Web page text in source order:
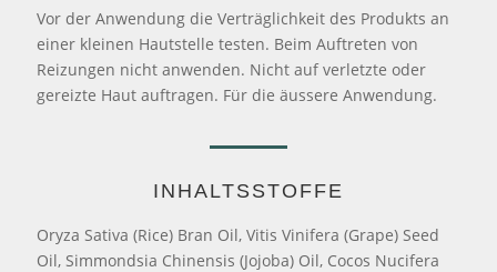
Vor der Anwendung die Verträglichkeit des Produkts an
einer kleinen Hautstelle testen. Beim Auftreten von
Reizungen nicht anwenden. Nicht auf verletzte oder
gereizte Haut auftragen. Für die äussere Anwendung.
INHALTSSTOFFE
Oryza Sativa (Rice) Bran Oil, Vitis Vinifera (Grape) Seed
Oil, Simmondsia Chinensis (Jojoba) Oil, Cocos Nucifera